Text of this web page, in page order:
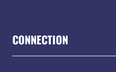
CONNECTION